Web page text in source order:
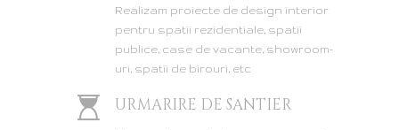
Realizam proiecte de design interior
pentru spatii rezidentiale, spatii
publice, case de vacante, showroom-
uri, spatii de birouri, etc
URMARIRE DE SANTIER